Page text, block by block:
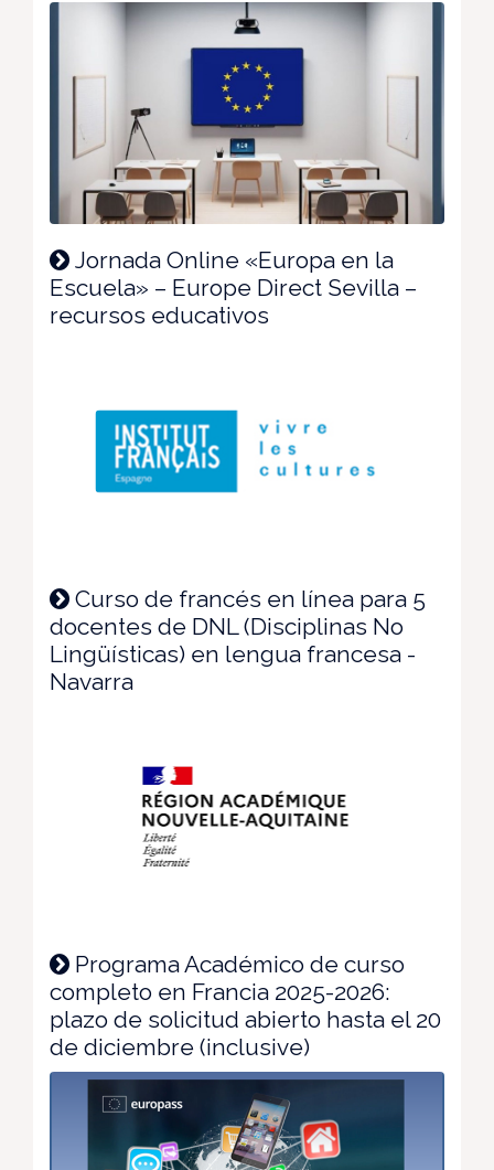
Jornada Online «Europa en la
Escuela» – Europe Direct Sevilla –
recursos educativos
Curso de francés en línea para 5
docentes de DNL (Disciplinas No
Lingüísticas) en lengua francesa -
Navarra
Programa Académico de curso
completo en Francia 2025-2026:
plazo de solicitud abierto hasta el 20
de diciembre (inclusive)